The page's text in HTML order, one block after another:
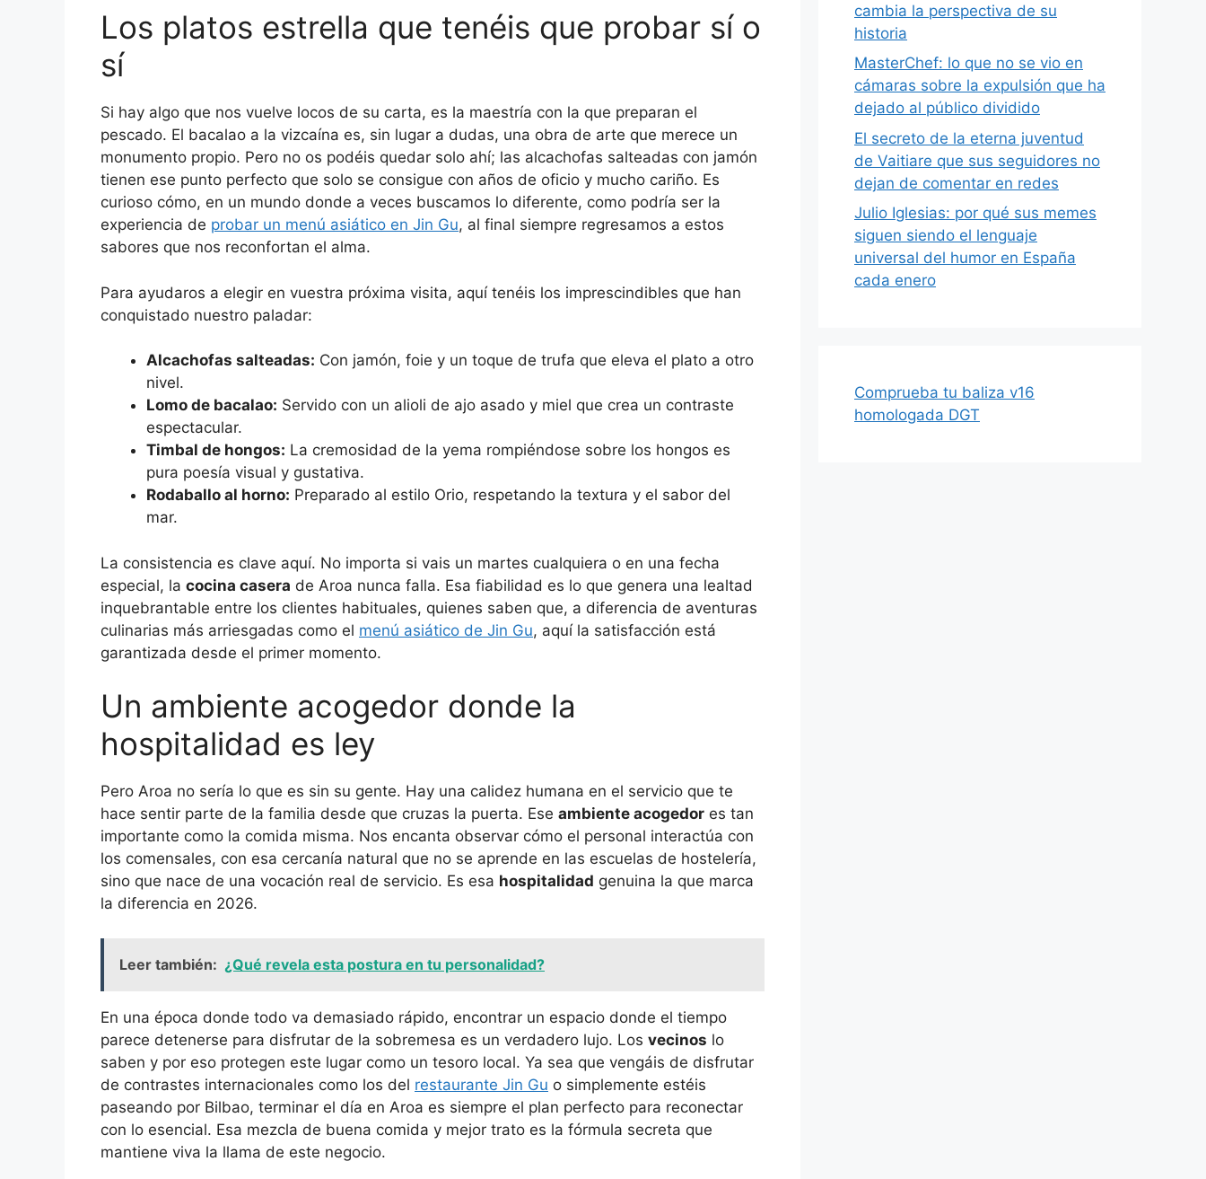
Los platos estrella que tenéis que probar sí o
sí
Si hay algo que nos vuelve locos de su carta, es la maestría con la que preparan el
pescado. El bacalao a la vizcaína es, sin lugar a dudas, una obra de arte que merece un
monumento propio. Pero no os podéis quedar solo ahí; las alcachofas salteadas con jamón
tienen ese punto perfecto que solo se consigue con años de oficio y mucho cariño. Es
curioso cómo, en un mundo donde a veces buscamos lo diferente, como podría ser la
experiencia de probar un menú asiático en Jin Gu, al final siempre regresamos a estos
sabores que nos reconfortan el alma.
Para ayudaros a elegir en vuestra próxima visita, aquí tenéis los imprescindibles que han
conquistado nuestro paladar:
Alcachofas salteadas: Con jamón, foie y un toque de trufa que eleva el plato a otro
nivel.
Lomo de bacalao: Servido con un alioli de ajo asado y miel que crea un contraste
espectacular.
Timbal de hongos: La cremosidad de la yema rompiéndose sobre los hongos es
pura poesía visual y gustativa.
Rodaballo al horno: Preparado al estilo Orio, respetando la textura y el sabor del
mar.
La consistencia es clave aquí. No importa si vais un martes cualquiera o en una fecha
especial, la cocina casera de Aroa nunca falla. Esa fiabilidad es lo que genera una lealtad
inquebrantable entre los clientes habituales, quienes saben que, a diferencia de aventuras
culinarias más arriesgadas como el menú asiático de Jin Gu, aquí la satisfacción está
garantizada desde el primer momento.
Un ambiente acogedor donde la
hospitalidad es ley
Pero Aroa no sería lo que es sin su gente. Hay una calidez humana en el servicio que te
hace sentir parte de la familia desde que cruzas la puerta. Ese ambiente acogedor es tan
importante como la comida misma. Nos encanta observar cómo el personal interactúa con
los comensales, con esa cercanía natural que no se aprende en las escuelas de hostelería,
sino que nace de una vocación real de servicio. Es esa hospitalidad genuina la que marca
la diferencia en 2026.
Leer también: ¿Qué revela esta postura en tu personalidad?
En una época donde todo va demasiado rápido, encontrar un espacio donde el tiempo
parece detenerse para disfrutar de la sobremesa es un verdadero lujo. Los vecinos lo
saben y por eso protegen este lugar como un tesoro local. Ya sea que vengáis de disfrutar
de contrastes internacionales como los del restaurante Jin Gu o simplemente estéis
paseando por Bilbao, terminar el día en Aroa es siempre el plan perfecto para reconectar
con lo esencial. Esa mezcla de buena comida y mejor trato es la fórmula secreta que
mantiene viva la llama de este negocio.
cambia la perspectiva de su
historia
MasterChef: lo que no se vio en
cámaras sobre la expulsión que ha
dejado al público dividido
El secreto de la eterna juventud
de Vaitiare que sus seguidores no
dejan de comentar en redes
Julio Iglesias: por qué sus memes
siguen siendo el lenguaje
universal del humor en España
cada enero
Comprueba tu baliza v16
homologada DGT